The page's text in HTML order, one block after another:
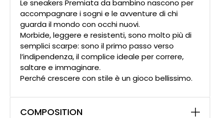
Le sneakers Premiata da bambino nascono per
accompagnare i sogni e le avventure di chi
guarda il mondo con occhi nuovi.
Morbide, leggere e resistenti, sono molto più di
semplici scarpe: sono il primo passo verso
l’indipendenza, il complice ideale per correre,
saltare e immaginare.
Perché crescere con stile è un gioco bellissimo.
COMPOSITION